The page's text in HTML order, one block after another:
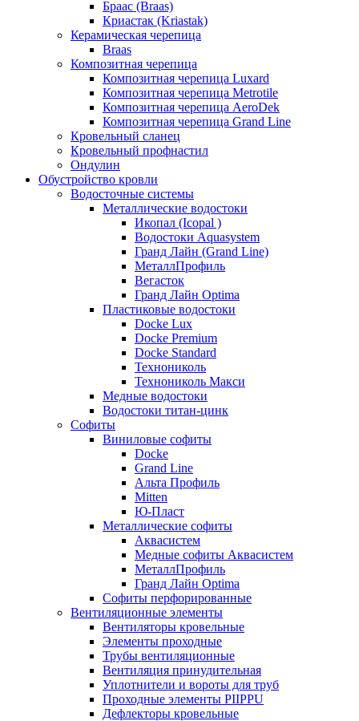
Браас (Braas)
Криастак (Kriastak)
Керамическая черепица
Braas
Композитная черепица
Композитная черепица Luxard
Композитная черепица Metrotile
Композитная черепица AeroDek
Композитная черепица Grand Line
Кровельный сланец
Кровельный профнастил
Ондулин
Обустройство кровли
Водосточные системы
Металлические водостоки
Икопал (Icopal )
Водостоки Aquasystem
Гранд Лайн (Grand Line)
МеталлПрофиль
Вегасток
Гранд Лайн Optima
Пластиковые водостоки
Docke Lux
Docke Premium
Docke Standard
Технониколь
Технониколь Макси
Медные водостоки
Водостоки титан-цинк
Софиты
Виниловые софиты
Docke
Grand Line
Альта Профиль
Mitten
Ю-Пласт
Металлические софиты
Аквасистем
Медные софиты Аквасистем
МеталлПрофиль
Гранд Лайн Optima
Софиты перфорированные
Вентиляционные элементы
Вентиляторы кровельные
Элементы проходные
Трубы вентиляционные
Вентиляция принудительная
Уплотнители и вороты для труб
Проходные элементы PIIPPU
Дефлекторы кровельные